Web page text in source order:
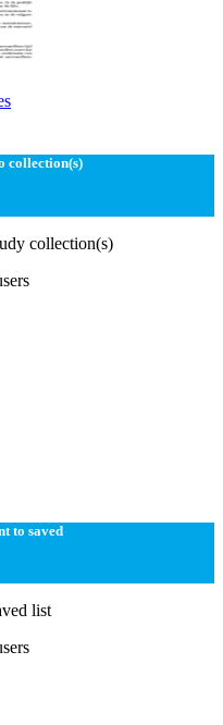
collection(s)
collection(s)
to saved
list